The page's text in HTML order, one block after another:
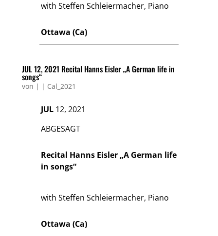
with Steffen Schleiermacher, Piano
Ottawa (Ca)
JUL 12, 2021 Recital Hanns Eisler „A German life in
songs“
von | | Cal_2021
JUL12, 2021
ABGESAGT
Recital Hanns Eisler „A German life
in songs“
with Steffen Schleiermacher, Piano
Ottawa (Ca)